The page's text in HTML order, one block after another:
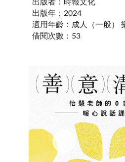
出版者： 時報文化
出版年： 2024
適用年齡： 成人（一般）
借閱次數 ： 53